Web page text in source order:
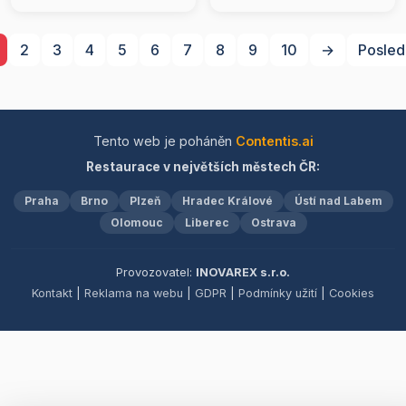
našich delikátních dezertů.
kulinářský zážitek v
se budete cítit jako doma.
dávno minulých, a nechte
se hýčkat pohostinností,
2 3 4 5 6 7 8 9 10 →
Tento web je poháněn Contentis.ai
Restaurace v největších městech ČR:
Praha Brno Plzeň Hradec Králové
Ústí nad Labem
Olomouc
Liberec Ostrava
Provozovatel: INOVAREX s.r.o.
Kontakt
Reklama na webu GDPR Podmínky užití Cookies